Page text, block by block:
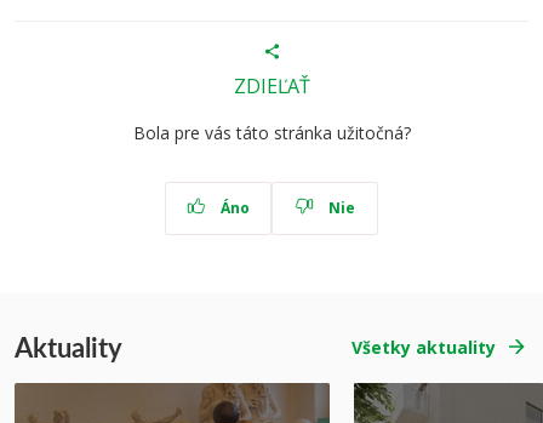
ZDIEĽAŤ
Bola pre vás táto stránka užitočná?
Áno Nie
Aktuality Všetky aktuality